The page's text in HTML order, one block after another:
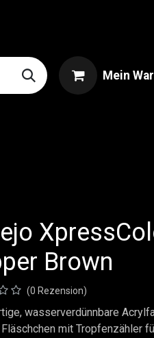
Mein
Brown
(0 Rezension)
wasserverdünnbare
mit Tropfenzähler